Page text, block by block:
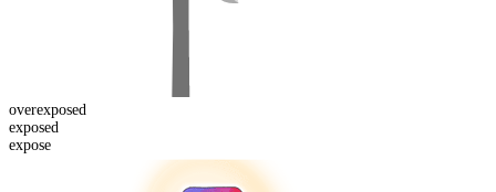
overexposed
exposed
expose